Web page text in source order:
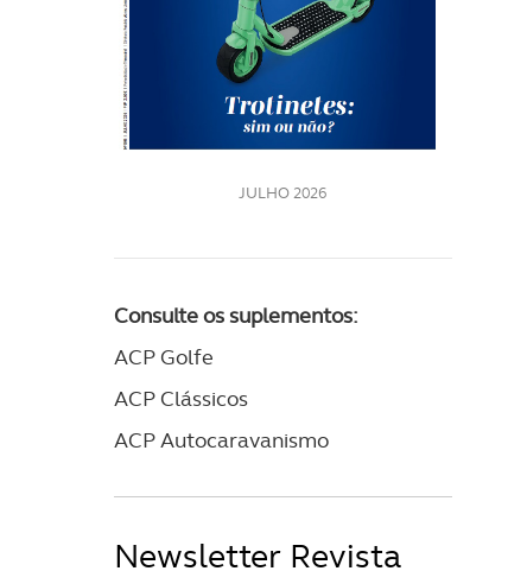
JULHO 2026
Consulte os suplementos:
ACP Golfe
ACP Clássicos
ACP Autocaravanismo
Newsletter Revista